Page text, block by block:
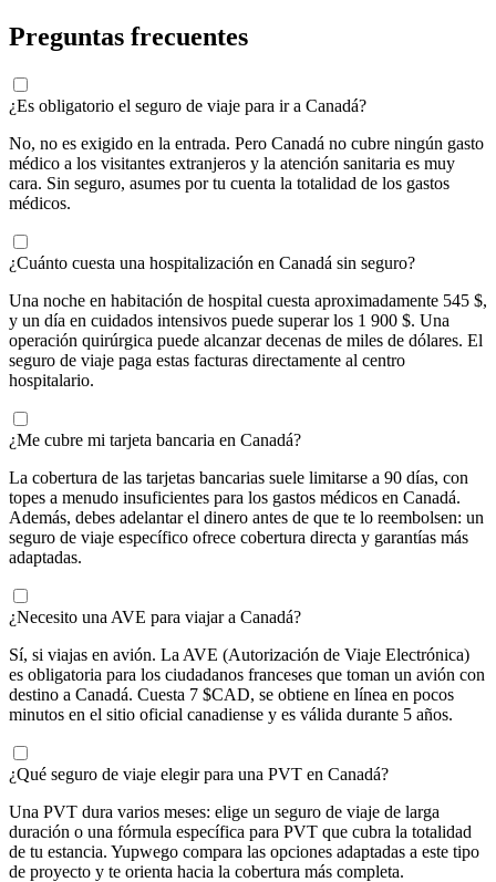
Preguntas frecuentes
¿Es obligatorio el seguro de viaje para ir a Canadá?
No, no es exigido en la entrada. Pero Canadá no cubre ningún gasto
médico a los visitantes extranjeros y la atención sanitaria es muy
cara. Sin seguro, asumes por tu cuenta la totalidad de los gastos
médicos.
¿Cuánto cuesta una hospitalización en Canadá sin seguro?
Una noche en habitación de hospital cuesta aproximadamente 545 $,
y un día en cuidados intensivos puede superar los 1 900 $. Una
operación quirúrgica puede alcanzar decenas de miles de dólares. El
seguro de viaje paga estas facturas directamente al centro
hospitalario.
¿Me cubre mi tarjeta bancaria en Canadá?
La cobertura de las tarjetas bancarias suele limitarse a 90 días, con
topes a menudo insuficientes para los gastos médicos en Canadá.
Además, debes adelantar el dinero antes de que te lo reembolsen: un
seguro de viaje específico ofrece cobertura directa y garantías más
adaptadas.
¿Necesito una AVE para viajar a Canadá?
Sí, si viajas en avión. La AVE (Autorización de Viaje Electrónica)
es obligatoria para los ciudadanos franceses que toman un avión con
destino a Canadá. Cuesta 7 $CAD, se obtiene en línea en pocos
minutos en el sitio oficial canadiense y es válida durante 5 años.
¿Qué seguro de viaje elegir para una PVT en Canadá?
Una PVT dura varios meses: elige un seguro de viaje de larga
duración o una fórmula específica para PVT que cubra la totalidad
de tu estancia. Yupwego compara las opciones adaptadas a este tipo
de proyecto y te orienta hacia la cobertura más completa.